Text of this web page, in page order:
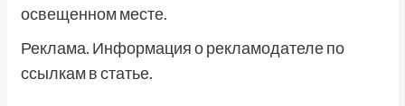
освещенном месте.
Реклама. Информация о рекламодателе по
ссылкам в статье.